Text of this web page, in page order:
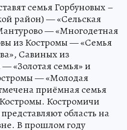
семья Горбуновых –
район) — «Сельская
— «Многодетная
из Костромы — «Семья
Савиных из
«Золотая семья» и
— «Молодая
приёмная семья
Костромичи
область на
В прошлом году